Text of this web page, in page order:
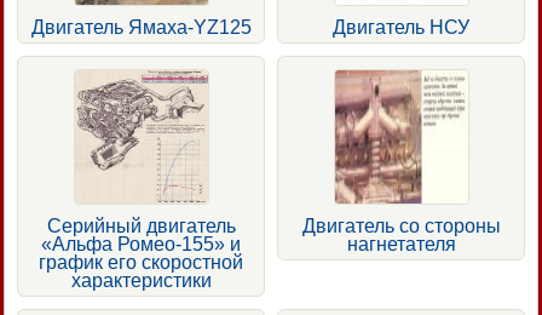
Двигатель Ямаха-YZ125 Двигатель НСУ
Серийный двигатель
«Альфа Ромео-155» и
график его скоростной
характеристики
Двигатель со стороны
нагнетателя